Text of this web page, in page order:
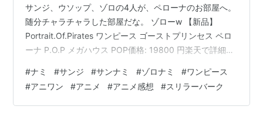
サンジ、ウソップ、ゾロの4人が、ペローナのお部屋へ。
随分チャラチャラした部屋だな。 ゾローw 【新品】
Portrait.Of.Pirates ワンピース ゴーストプリンセス ペロ
ーナ P.O.P メガハウス POP価格: 19800 円楽天で詳細を
ロ。 そしてネガティブ効かないウソップw ペローナVSウ
ソップ ワンピース ワールドコレクタブルフィギュア ワ
ーコレ 華 ペローナ価格: 2380 円楽天で詳細を見る
#ナミ #サンジ #サンナミ #ゾロナミ #ワンピース
#アニワン #アニメ #アニメ感想 #スリラーバーク